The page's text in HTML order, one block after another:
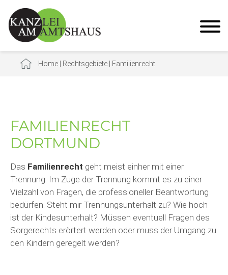
Home Rechtsgebiete Familienrecht
FAMILIENRECHT
DORTMUND
Das Familienrecht geht meist einher mit einer
Trennung. Im Zuge der Trennung kommt es zu einer
Vielzahl von Fragen, die professioneller Beantwortung
bedürfen. Steht mir Trennungsunterhalt zu? Wie hoch
ist der Kindesunterhalt? Müssen eventuell Fragen des
Sorgerechts erörtert werden oder muss der Umgang zu
den Kindern geregelt werden?